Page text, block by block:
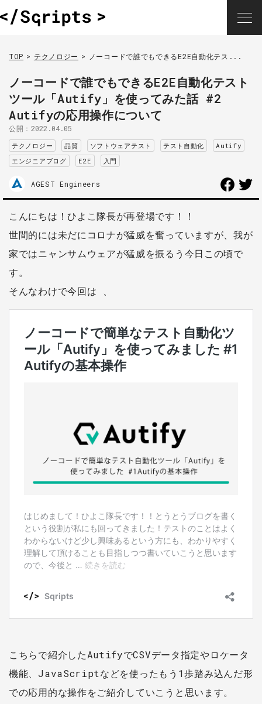
TOP テクノロジー ノーコードで誰でもできるE2E自動化テス...
ノーコードで誰でもできるE2E自動化テスト
ツール「Autify」を使ってみた話 #2
Autifyの応用操作について
公開：2022.04.05
テクノロジー 品質 ソフトウェアテスト テスト自動化
Autify
エンジニアブログ
E2E 入門
AGEST Engineers
こんにちは！ひよこ隊長が再登場です！！
世間的には未だにコロナが猛威を奮っていますが、我が
家ではニャンサムウェアが猛威を振るう今日この頃で
す。
そんなわけで今回は 、
こちらで紹介したAutifyでCSVデータ指定やロケータ
機能、JavaScriptなどを使ったもう1歩踏み込んだ形
での応用的な操作をご紹介していこうと思います。